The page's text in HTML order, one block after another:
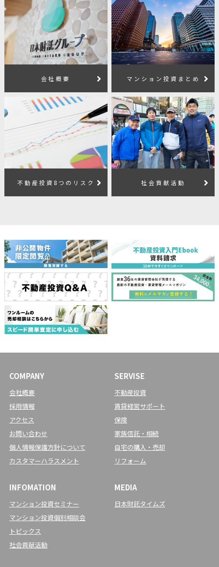
会社概要 マンション投資まとめ
不動産投資8つのリスク 社会貢献活動
COMPANY
会社概要
採用情報
アクセス
お問い合わせ
個人情報保護方針について
カスタマーハラスメント
SERVISE
不動産投資
賃貸経営サポート
保険
家族信託・相続
自宅の購入・売却
リフォーム
INFOMATION
マンション投資セミナー
マンション投資個別相談会
トピックス
社会貢献活動
MEDIA
日本財託タイムズ